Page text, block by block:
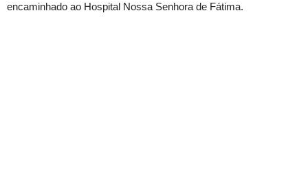
encaminhado ao Hospital Nossa Senhora de Fátima.